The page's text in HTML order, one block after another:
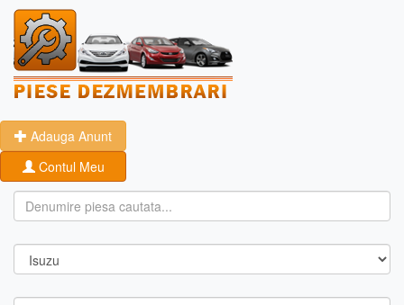
Adauga Anunt
Contul Meu